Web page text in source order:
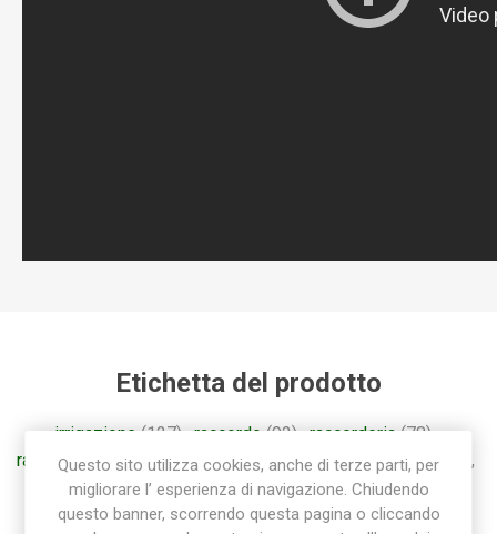
Etichetta del prodotto
irrigazione (127), raccordo (92), raccorderia (78),
raccorderia rapida (55) , raccordi (57), raccorderia sab (85)
,
raccordo a gomito (28), gomito (26)
Questo sito utilizza cookies, anche di terze parti, per
migliorare l’ esperienza di navigazione. Chiudendo
questo banner, scorrendo questa pagina o cliccando